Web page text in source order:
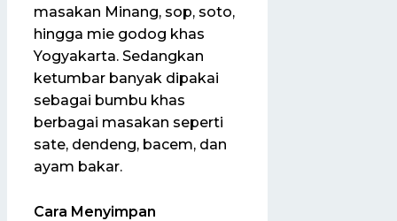
masakan Minang, sop, soto,
hingga mie godog khas
Yogyakarta. Sedangkan
ketumbar banyak dipakai
sebagai bumbu khas
berbagai masakan seperti
sate, dendeng, bacem, dan
ayam bakar.
Cara Menyimpan